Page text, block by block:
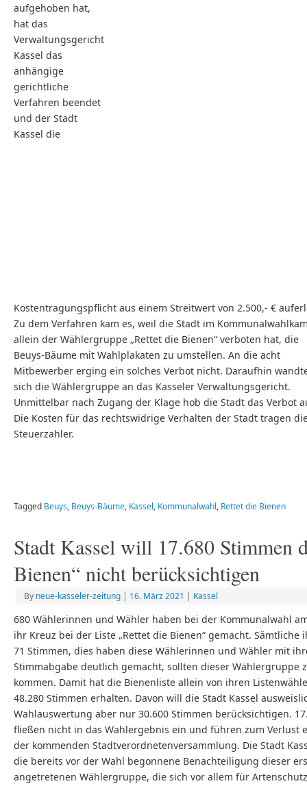
aufgehoben hat,
hat das
Verwaltungsgericht
Kassel das
anhängige
gerichtliche
Verfahren beendet
und der Stadt
Kassel die
Kostentragungspflicht aus einem Streitwert von 2.500,- €
Zu dem Verfahren kam es, weil die Stadt im
allein der Wählergruppe „Rettet die Bienen“ verboten hat, die
Beuys-Bäume mit Wahlplakaten zu umstellen. An die acht
Mitbewerber erging ein solches Verbot nicht. Daraufhin
sich die Wählergruppe an das Kasseler Verwaltungsgericht.
Unmittelbar nach Zugang der Klage hob die Stadt das Verbot
Die Kosten für das rechtswidrige Verhalten der Stadt tragen
Steuerzahler.
Tagged Beuys, Beuys-Bäume, Kassel, Kommunalwahl, Rettet die Bienen
Stadt Kassel will 17.680 Stimmen
Bienen“ nicht berücksichtigen
By neue-kasseler-zeitung | 16. März 2021 | Kassel
680 Wählerinnen und Wähler haben bei der Kommunalwahl
ihr Kreuz bei der Liste „Rettet die Bienen“ gemacht. Sämtliche
71 Stimmen, dies haben diese Wählerinnen und Wähler mit
Stimmabgabe deutlich gemacht, sollten dieser Wählergruppe
kommen. Damit hat die Bienenliste allein von ihren
48.280 Stimmen erhalten. Davon will die Stadt Kassel
Wahlauswertung aber nur 30.600 Stimmen berücksichtigen.
fließen nicht in das Wahlergebnis ein und führen zum Verlust
der kommenden Stadtverordnetenversammlung. Die Stadt
die bereits vor der Wahl begonnene Benachteiligung dieser
angetretenen Wählergruppe, die sich vor allem für